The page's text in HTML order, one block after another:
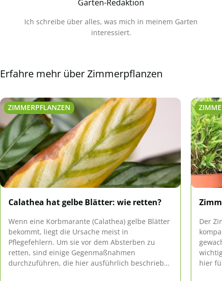
Garten-Redaktion
Ich schreibe über alles, was mich in meinem Garten
interessiert.
Erfahre mehr über Zimmerpflanzen
ZIMMERPFLANZEN
Calathea hat gelbe Blätter: wie retten?
Wenn eine Korbmarante (Calathea) gelbe Blätter
bekommt, liegt die Ursache meist in
Pflegefehlern. Um sie vor dem Absterben zu
retten, sind einige Gegenmaßnahmen
durchzuführen, die hier ausführlich beschrieben
Der
hier